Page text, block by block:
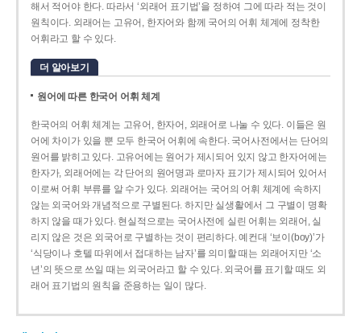
해서 적어야 한다. 따라서 ‘외래어 표기법’을 정하여 그에 따라 적는 것이
원칙이다. 외래어는 고유어, 한자어와 함께 국어의 어휘 체계에 정착한
어휘라고 할 수 있다.
더 알아보기
원어에 따른 한국어 어휘 체계
한국어의 어휘 체계는 고유어, 한자어, 외래어로 나눌 수 있다. 이들은 원
어에 차이가 있을 뿐 모두 한국어 어휘에 속한다. 국어사전에서는 단어의
원어를 밝히고 있다. 고유어에는 원어가 제시되어 있지 않고 한자어에는
한자가, 외래어에는 각 단어의 원어명과 로마자 표기가 제시되어 있어서
이로써 어휘 부류를 알 수가 있다. 외래어는 국어의 어휘 체계에 속하지
않는 외국어와 개념적으로 구별된다. 하지만 실생활에서 그 구별이 명확
하지 않을 때가 있다. 현실적으로는 국어사전에 실린 어휘는 외래어, 실
리지 않은 것은 외국어로 구별하는 것이 편리하다. 예컨대 ‘보이(boy)’가
‘식당이나 호텔 따위에서 접대하는 남자’를 의미할 때는 외래어지만 ‘소
년’의 뜻으로 쓰일 때는 외국어라고 할 수 있다. 외국어를 표기할 때도 외
래어 표기법의 원칙을 준용하는 일이 많다.